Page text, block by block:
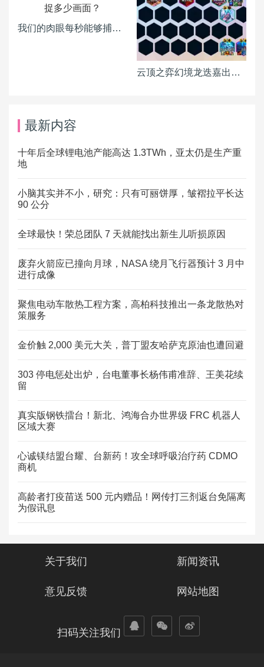
我们的肉眼每秒能够捕捉多少画面？
云顶之弈幻境龙迭嘉出装 迭嘉主C阵容搭配推荐
最新内容
十年后全球锂电池产能高达 1.3TWh，亚太仍是生产重
地
小脑其实并不小，研究：只有可丽饼厚，皱褶拉平长达
90 公分
全球最快！荣总团队 7 天就能找出新生儿听损原因
废弃火箭应已撞向月球，NASA 绕月飞行器预计 3 月中
进行成像
聚焦电动车散热工程方案，高柏科技推出一条龙散热对
策服务
金价触 2,000 美元大关，普丁盟友哈萨克原油也遭回避
303 停电惩处出炉，台电董事长杨伟甫准辞、王美花续
留
真实版钢铁擂台！新北、鸿海合办世界级 FRC 机器人
区域大赛
心诚镁结盟台耀、台新药！攻全球呼吸治疗药 CDMO
商机
高龄者打疫苗送 500 元内赠品！网传打三剂返台免隔离
为假讯息
关于我们 新闻资讯
意见反馈 网站地图
扫码关注我们